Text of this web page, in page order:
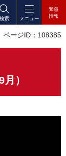
検索
メニュー
緊急
情報
ページID：108385
）